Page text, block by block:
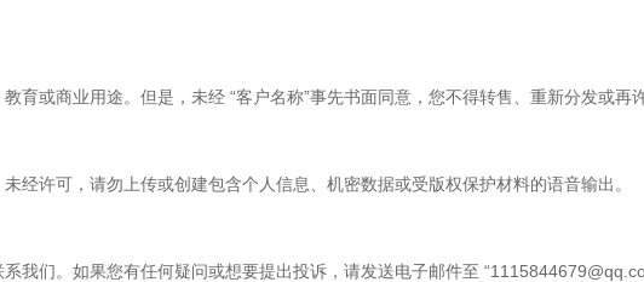
育或商业用途。但是，未经 “客户名称”事先书面同意，您不得转售、重新分发或再
经许可，请勿上传或创建包含个人信息、机密数据或受版权保护材料的语音输出。
我们。如果您有任何疑问或想要提出投诉，请发送电子邮件至